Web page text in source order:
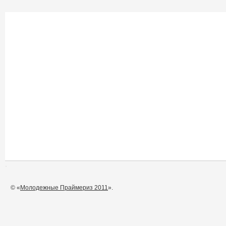
© « Молодежные Праймериз 2011».